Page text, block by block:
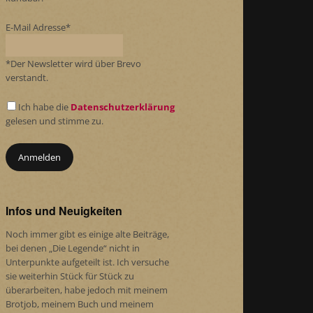
E-Mail Adresse*
*Der Newsletter wird über Brevo
verstandt.
Ich habe die Datenschutzerklärung
gelesen und stimme zu.
Infos und Neuigkeiten
Noch immer gibt es einige alte Beiträge,
bei denen „Die Legende“ nicht in
Unterpunkte aufgeteilt ist. Ich versuche
sie weiterhin Stück für Stück zu
überarbeiten, habe jedoch mit meinem
Brotjob, meinem Buch und meinem